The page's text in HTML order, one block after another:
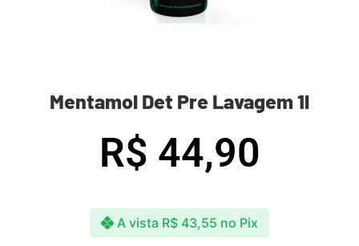
Mentamol Det Pre Lavagem 1l
R$ 44,90
A vista R$ 43,55 no Pix